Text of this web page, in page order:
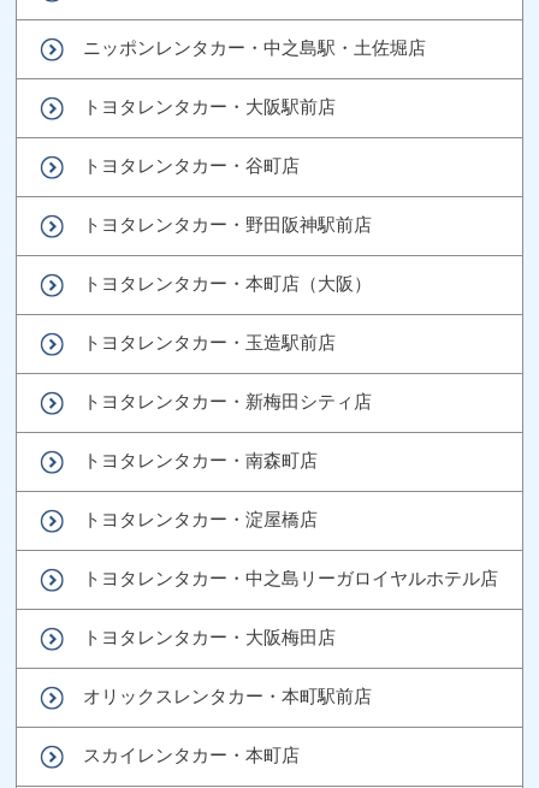
ニッポンレンタカー・中之島駅・土佐堀店
トヨタレンタカー・大阪駅前店
トヨタレンタカー・谷町店
トヨタレンタカー・野田阪神駅前店
トヨタレンタカー・本町店（大阪）
トヨタレンタカー・玉造駅前店
トヨタレンタカー・新梅田シティ店
トヨタレンタカー・南森町店
トヨタレンタカー・淀屋橋店
トヨタレンタカー・中之島リーガロイヤルホテル店
トヨタレンタカー・大阪梅田店
オリックスレンタカー・本町駅前店
スカイレンタカー・本町店